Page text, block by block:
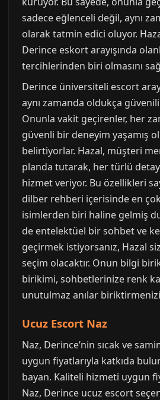
sadece eğlenceli değil, aynı
olarak tatmin edici oluyor.
Derince eskort arayışında
tercihlerinden biri olmasını
Derince üniversiteli escort
aynı zamanda oldukça
Onunla vakit geçirenler, her
güvenli bir deneyim yaşamış
belirtiyorlar. Hazal, müşteri
planda tutarak, her türlü
hizmet veriyor. Bu özellikleri
dilber rehberi içerisinde en
isimlerden biri haline gelmiş
de entelektüel bir sohbet ve
geçirmek istiyorsanız, Hazal
seçim olacaktır. Onun bilgi
birikimi, sohbetlerinize renk
unutulmaz anılar biriktirmenizi
Ucuz Escort Naz
Naz, Derince’nin sıcak ve
uygun fiyatlarıyla katkıda
bayan. Kaliteli hizmeti uygun
Naz, Derince ucuz escort